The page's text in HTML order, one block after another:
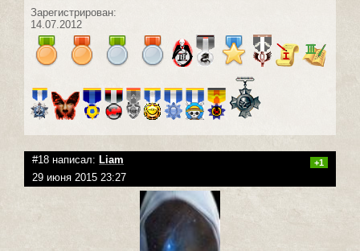
Зарегистрирован:
14.07.2012
#18 написал: Liam +1
29 июня 2015 23:27